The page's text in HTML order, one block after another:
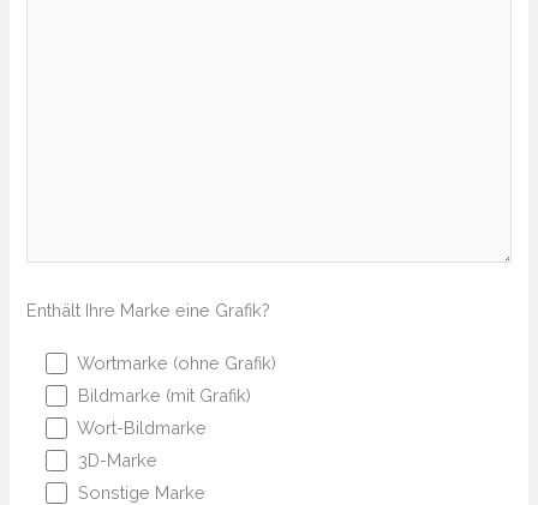
Enthält Ihre Marke eine Grafik?
Wortmarke (ohne Grafik)
Bildmarke (mit Grafik)
Wort-Bildmarke
3D-Marke
Sonstige Marke